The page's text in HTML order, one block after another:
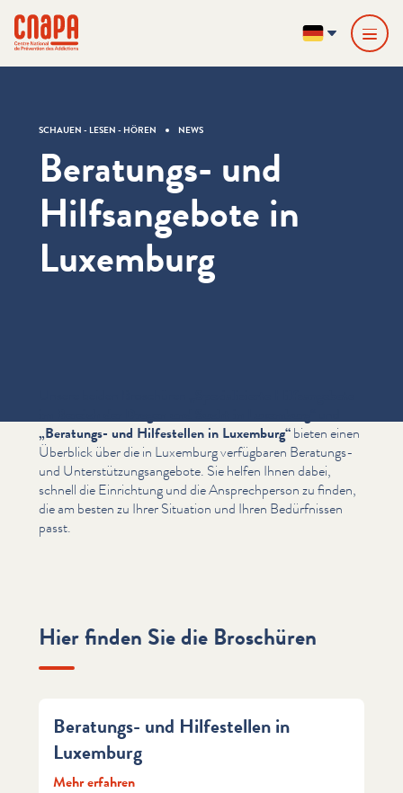
cnapa
DE
SCHAUEN - LESEN - HÖREN NEWS
Beratungs- und
Hilfsangebote in
Luxemburg
„Beratungs- und Hil­festellen in Luxemburg“bieten einen
Überblick über die in Luxemburg verfügbaren Beratungs-
und Unter­stützungsange­bote. Sie helfen Ihnen dabei,
schnell die Einrichtung und die Ansprech­per­son zu finden,
die am besten zu Ihrer Situation und Ihren Bedürfnis­sen
passt.
Hier finden Sie die Broschüren
Beratungs- und Hilfestellen in
Luxemburg
Mehr erfahren